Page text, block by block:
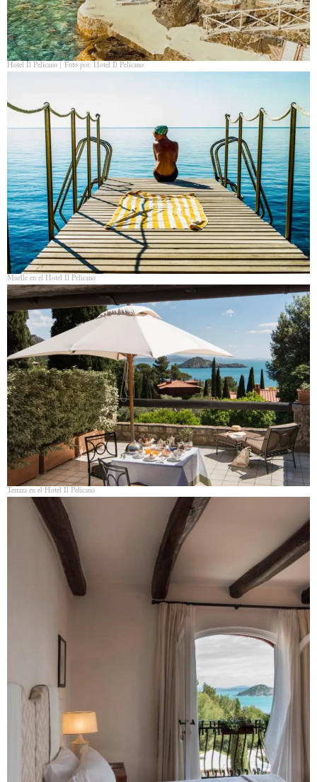
Hotel Il Pelicano | Foto por: Hotel Il Pelicano
Muelle en el Hotel Il Pelicano
Terraza en el Hotel Il Pelicano